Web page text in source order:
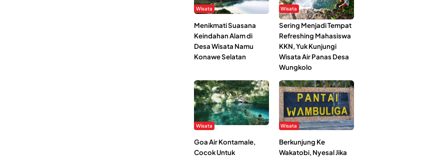
Wisata
Menikmati Suasana
Keindahan Alam di
Desa Wisata Namu
Konawe Selatan
Wisata
Sering Menjadi Tempat
Refreshing Mahasiswa
KKN, Yuk Kunjungi
Wisata Air Panas Desa
Wungkolo
Wisata
Goa Air Kontamale,
Cocok Untuk
Wisata
Berkunjung Ke
Wakatobi, Nyesal Jika